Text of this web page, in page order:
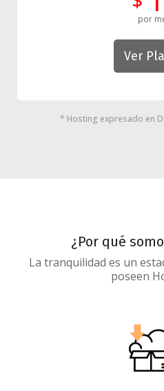
por
Ver
* Hosting expresado en
¿Por qué
La tranquilidad es un
poseen